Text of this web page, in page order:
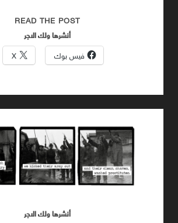
READ THE POST
إلى
اليابان
أنشرها ولك الاجر
فيس بوك X
أنشرها ولك الاجر